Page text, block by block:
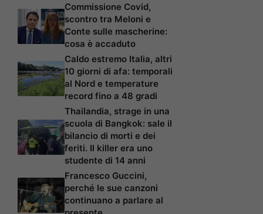
Commissione Covid,
scontro tra Meloni e
Conte sulle mascherine:
cosa è accaduto
Caldo estremo Italia, altri
10 giorni di afa: temporali
al Nord e temperature
record fino a 48 gradi
Thailandia, strage in una
scuola di Bangkok: sale il
bilancio di morti e dei
feriti. Il killer era uno
studente di 14 anni
Francesco Guccini,
perché le sue canzoni
continuano a parlare al